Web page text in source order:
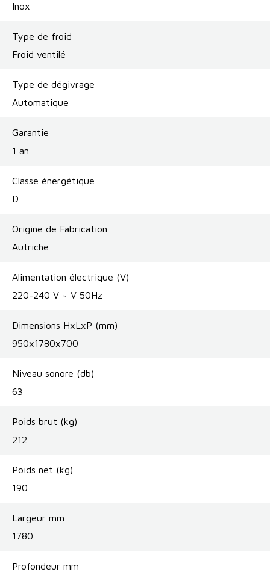
Inox
Type de froid
Froid ventilé
Type de dégivrage
Automatique
Garantie
1 an
Classe énergétique
D
Origine de Fabrication
Autriche
Alimentation électrique (V)
220-240 V ~ V 50Hz
Dimensions HxLxP (mm)
950x1780x700
Niveau sonore (db)
63
Poids brut (kg)
212
Poids net (kg)
190
Largeur mm
1780
Profondeur mm